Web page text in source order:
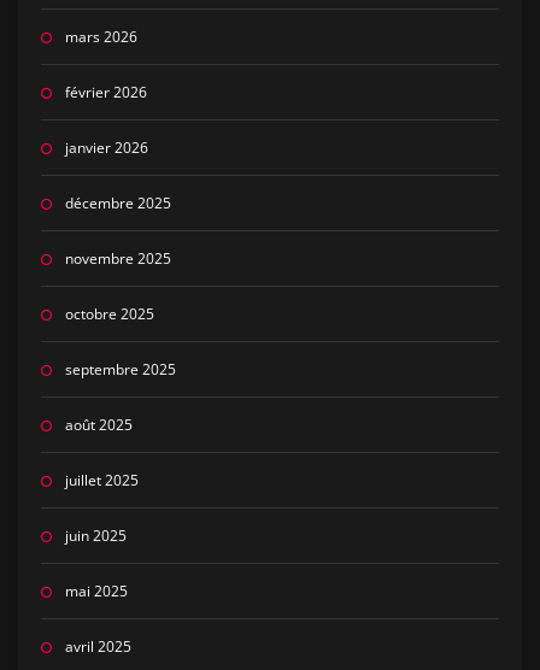
mars 2026
février 2026
janvier 2026
décembre 2025
novembre 2025
octobre 2025
septembre 2025
août 2025
juillet 2025
juin 2025
mai 2025
avril 2025